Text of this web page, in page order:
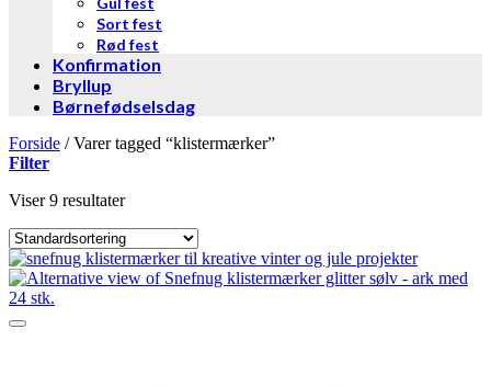
Sort fest
Rød fest
Konfirmation
Bryllup
Børnefødselsdag
Forside /Varer tagged “klistermærker”
Filter
Viser 9 resultater